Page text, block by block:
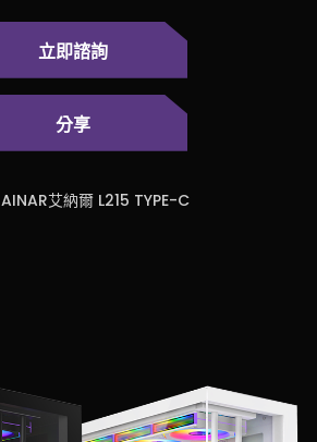
立即諮詢
分享
AINAR艾納爾 L215 TYPE-C